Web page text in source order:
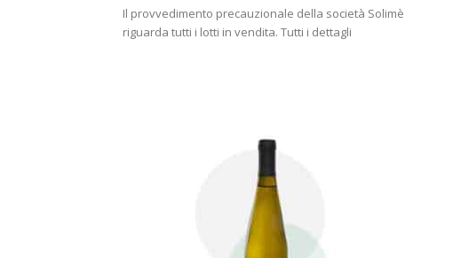
Il provvedimento precauzionale della società Solimè
riguarda tutti i lotti in vendita. Tutti i dettagli